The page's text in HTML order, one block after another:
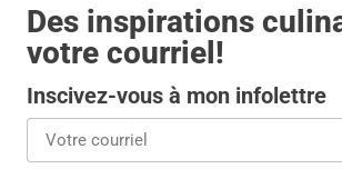
Des inspirations
votre courriel!
Inscivez-vous à mon infolettre